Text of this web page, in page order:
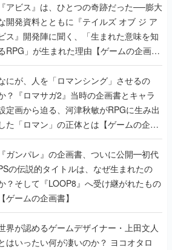
『アビス』は、ひとつの奇跡だった──膨大
開発資料とともに『テイルズ オブ ジ ア
ス』開発陣に聞く、「生まれた意味を知
RPG」が生まれた理由【ゲームの企画
】
にが、人を「ロマンシング」させるの
？『ロマサガ2』当時の企画書とキャラ
定画から迫る、河津秋敏がRPGに生み出
した「ロマン」の正体とは【ゲームの企画
】
『ガンパレ』の企画書、ついに公開━初代
の伝説的タイトルは、なぜ生まれたの
？そして『LOOP8』へ受け継がれたもの
【ゲームの企画書】
界が認めるゲームデザイナー・上田文人
はいったい何が凄いのか？ ヨコオタロ